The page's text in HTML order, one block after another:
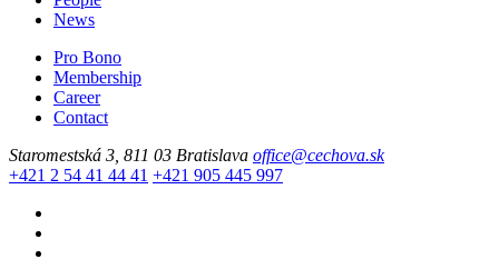
News
Pro Bono
Membership
Career
Contact
Staromestská 3, 811 03 Bratislava office@cechova.sk
+421 2 54 41 44 41 +421 905 445 997